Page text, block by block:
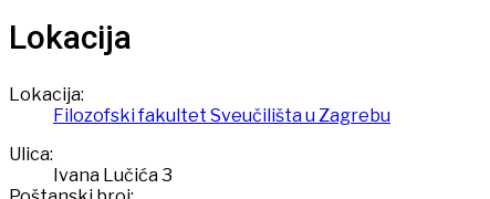
Lokacija
Lokacija:
Filozofski fakultet Sveučilišta u Zagrebu
Ulica:
Ivana Lučića 3